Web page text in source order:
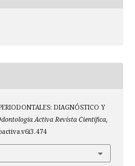
DIAGNÓSTICO Y
Activa Revista Científica,